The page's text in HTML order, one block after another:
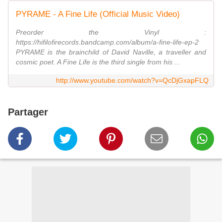
PYRAME - A Fine Life (Official Music Video)
Preorder the Vinyl :
https://hifilofirecords.bandcamp.com/album/a-fine-life-ep-2
PYRAME is the brainchild of David Naville, a traveller and
cosmic poet. A Fine Life is the third single from his ...
http://www.youtube.com/watch?v=QcDjGxapFLQ
Partager